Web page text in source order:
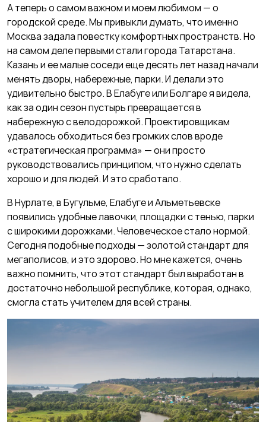
А теперь о самом важном и моем любимом — о
городской среде. Мы привыкли думать, что именно
Москва задала повестку комфортных пространств. Но
на самом деле первыми стали города Татарстана.
Казань и ее малые соседи еще десять лет назад начали
менять дворы, набережные, парки. И делали это
удивительно быстро. В Елабуге или Болгаре я видела,
как за один сезон пустырь превращается в
набережную с велодорожкой. Проектировщикам
удавалось обходиться без громких слов вроде
«стратегическая программа» — они просто
руководствовались принципом, что нужно сделать
хорошо и для людей. И это сработало.
В Нурлате, в Бугульме, Елабуге и Альметьевске
появились удобные лавочки, площадки с тенью, парки
с широкими дорожками. Человеческое стало нормой.
Сегодня подобные подходы — золотой стандарт для
мегаполисов, и это здорово. Но мне кажется, очень
важно помнить, что этот стандарт был выработан в
достаточно небольшой республике, которая, однако,
смогла стать учителем для всей страны.